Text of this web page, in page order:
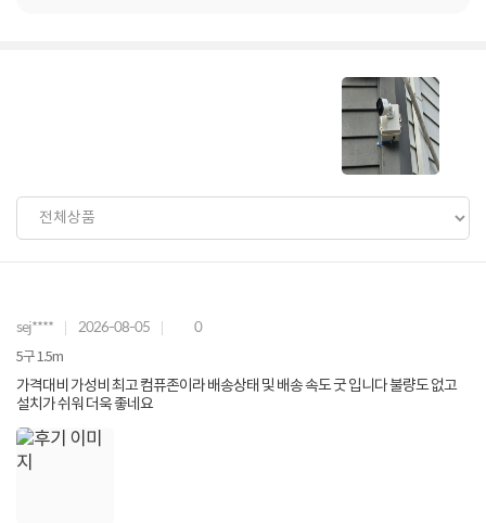
sej**** 2026-08-05 0
5구 1.5m
가격대비 가성비 최고 컴퓨존이라 배송상태 및 배송 속도 굿 입니다 불량도 없고
설치가 쉬워 더욱 좋네요